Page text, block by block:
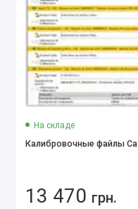
На складе
Калибровочные файлы
13 470 грн.